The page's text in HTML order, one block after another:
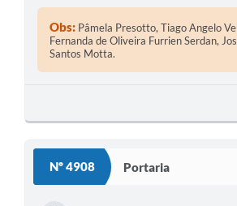
Obs: Pâmela Presotto, Tiago Angelo
Fernanda de Oliveira Furrien Serdan,
Santos Motta.
Nº 4908 Portaria